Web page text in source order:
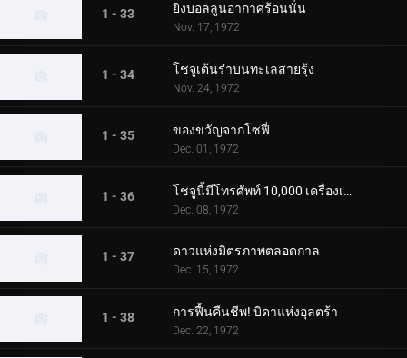
1 - 33 ยิงบอลลูนอากาศร้อนนั่น
Nov. 17, 1972
1 - 34 โชจูเต้นรำบนทะเลสายรุ้ง
Nov. 24, 1972
1 - 35 ของขวัญจากโซฟี่
Dec. 01, 1972
1 - 36 โชจูนี้มีโทรศัพท์ 10,000 เครื่องเหรอ?
Dec. 08, 1972
1 - 37 ดาวแห่งมิตรภาพตลอดกาล
Dec. 15, 1972
1 - 38 การฟื้นคืนชีพ! บิดาแห่งอุลตร้า
Dec. 22, 1972